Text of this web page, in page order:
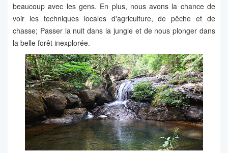
beaucoup avec les gens. En plus, nous avons la chance de
voir les techniques locales d'agriculture, de pêche et de
chasse; Passer la nuit dans la jungle et de nous plonger dans
la belle forêt inexplorée.